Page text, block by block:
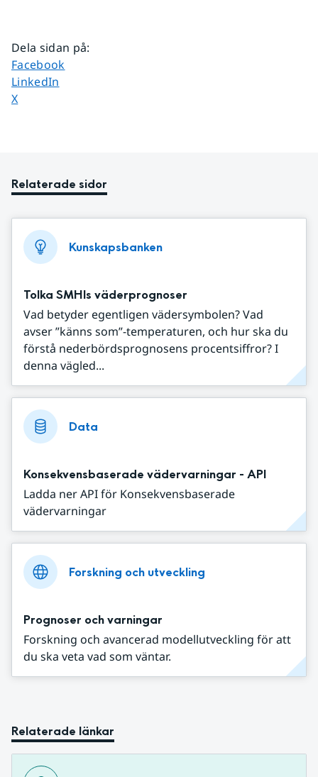
Dela sidan på:
Dela sidan på
Facebook
Dela sidan på
LinkedIn
Dela sidan på
X
Relaterade sidor
Kunskapsbanken
Tolka SMHIs väderprognoser
Vad betyder egentligen vädersymbolen? Vad
avser ”känns som”-temperaturen, och hur ska du
förstå nederbördsprognosens procentsiffror? I
denna vägled...
Data
Konsekvensbaserade vädervarningar - API
Ladda ner API för Konsekvensbaserade
vädervarningar
Forskning och utveckling
Prognoser och varningar
Forskning och avancerad modellutveckling för att
du ska veta vad som väntar.
Relaterade länkar